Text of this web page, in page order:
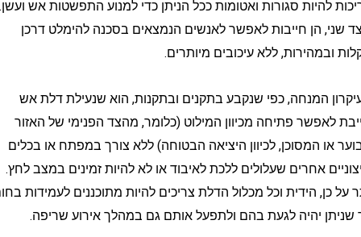
סגורות ואטומות ככל הניתן כדי למנוע התפשטות אש ועשן.
הן חייבות לאפשר לאנשים הנמצאים בסכנה להימלט דרכן
ללא עיכובים מיותרים.
המנחה, כפי שנקבע בתקנים ובתקנות, הוא שנעילת דלת אש
פתיחה מכיוון המילוט (כלומר, מהצד הפנימי של האזור
המסוכן, לכיוון היציאה הבטוחה) ללא צורך במפתח או בכלים
אחרים שעלולים ללכת לאיבוד או לא להיות זמינים במצב לחץ.
הידית וכל מכלול הדלת צריכים להיות מתוכננים לעמידות בחום,
יהיה לגעת בהם ולתפעל אותם גם במהלך אירוע שריפה.